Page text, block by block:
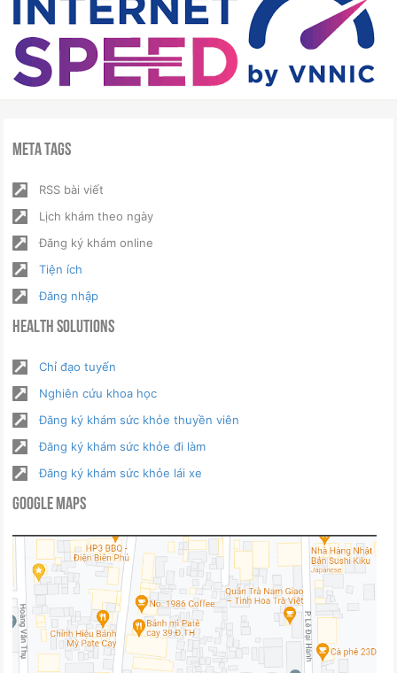
Meta Tags
RSS bài viết
Lịch khám theo ngày
Đăng ký khám online
Tiện ích
Đăng nhập
Health Solutions
Chỉ đạo tuyến
Nghiên cứu khoa học
Đăng ký khám sức khỏe thuyền viên
Đăng ký khám sức khỏe đi làm
Đăng ký khám sức khỏe lái xe
Google Maps